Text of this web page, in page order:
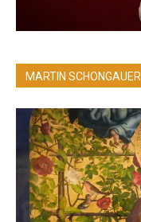
MARTIN SCHONGAUER